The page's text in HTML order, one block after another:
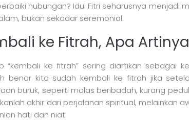
hubungan? Idul Fitri seharusnya menjadi
bukan sekadar seremonial.
ke Fitrah, Apa
“kembali ke fitrah” sering diartikan sebagai
benar kita sudah kembali ke fitrah jika
buruk, seperti malas beribadah, kurang
akhir dari perjalanan spiritual, melainkan
hati dan niat.